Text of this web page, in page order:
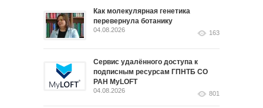
Как молекулярная генетика
перевернула ботанику
04.08.2026 163
Сервис удалённого доступа к
подписным ресурсам ГПНТБ СО
РАН MyLOFT
04.08.2026 801